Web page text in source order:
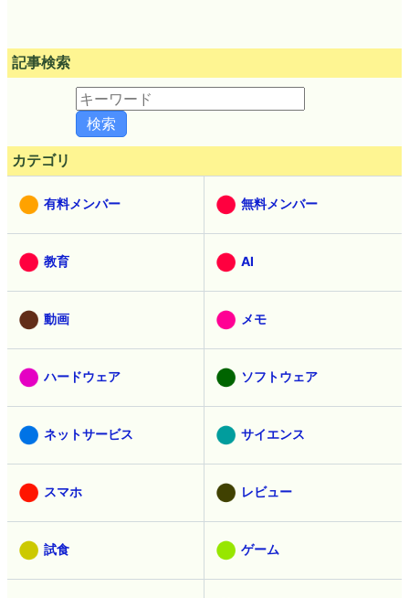
記事検索
カテゴリ
有料メンバー 無料メンバー
教育 AI
動画 メモ
ハードウェア ソフトウェア
ネットサービス サイエンス
スマホ レビュー
試食 ゲーム